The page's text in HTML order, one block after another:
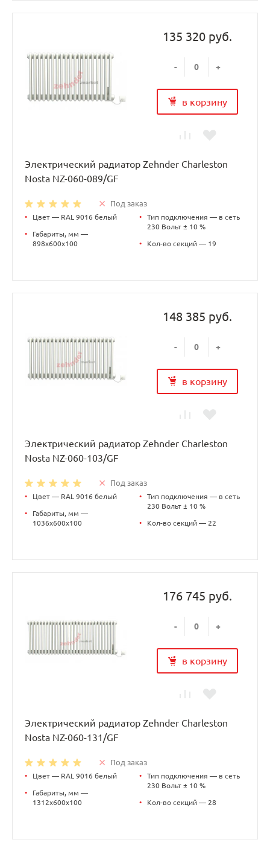
135 320 руб.
- +
в корзину
Электрический радиатор Zehnder Charleston
Nosta NZ-060-089/GF
Под заказ
• Цвет — RAL 9016 белый
•
Габариты, мм —
898х600х100
•
Тип подключения — в сеть
230 Вольт ± 10 %
• Кол-во секций — 19
148 385 руб.
- +
в корзину
Электрический радиатор Zehnder Charleston
Nosta NZ-060-103/GF
Под заказ
• Цвет — RAL 9016 белый
•
Габариты, мм —
1036х600х100
•
Тип подключения — в сеть
230 Вольт ± 10 %
• Кол-во секций — 22
176 745 руб.
- +
в корзину
Электрический радиатор Zehnder Charleston
Nosta NZ-060-131/GF
Под заказ
• Цвет — RAL 9016 белый
•
Габариты, мм —
1312х600х100
•
Тип подключения — в сеть
230 Вольт ± 10 %
• Кол-во секций — 28